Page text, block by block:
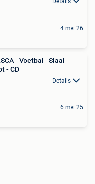
Details
4 mei 26
- Voetbal - Slaal -
- CD
Details
6 mei 25